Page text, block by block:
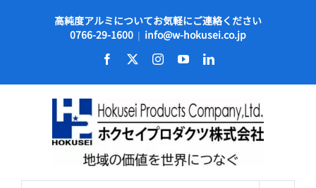
高純度アルミについてお気軽にご連絡ください
0766-29-1600 | info@w-hokusei.co.jp
Facebook InstagramYouTubeLinkedIn